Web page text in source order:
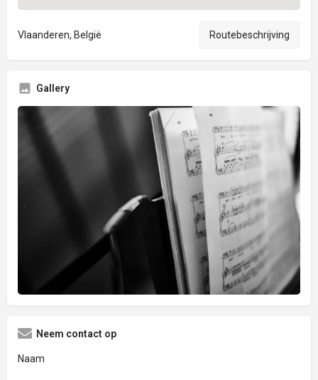
Vlaanderen, België Routebeschrijving
Gallery
Neem contact op
Naam